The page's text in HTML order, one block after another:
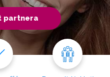
partnera